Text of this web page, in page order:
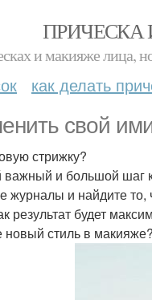
и макияже лица,
как делать
свой
стрижку?
и большой шаг
журналы и найдите
результат будет
новый стиль в макияже?